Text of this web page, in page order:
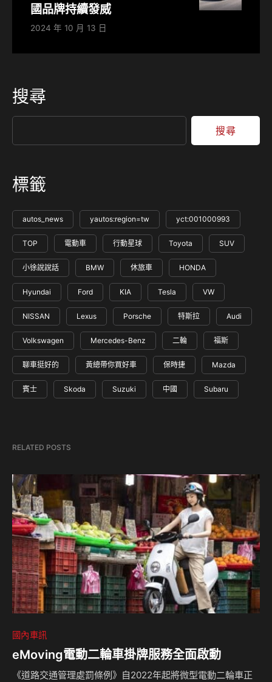
國品牌持續發威
2024 年 10 月 13 日
搜尋
搜尋
標籤
autos_news yautos:region=tw yct:001000993
TOP 電動車 行動星球 Toyota SUV
小徐說說話 BMW 休旅車 HONDA
Hyundai Ford KIA Tesla VW
NISSAN Lexus Porsche 特斯拉 Audi
Volkswagen Mercedes-Benz 二輪 福斯
聊車挺好的 黃總帶你買好車 保時捷 Mazda
賓士 Skoda Suzuki 中國 Subaru
RELATED POSTS
國內車訊
eMoving電動二輪車掛牌服務全面啟動
《道路交通管理處罰條例》自2022年起將微型電動二輪車正